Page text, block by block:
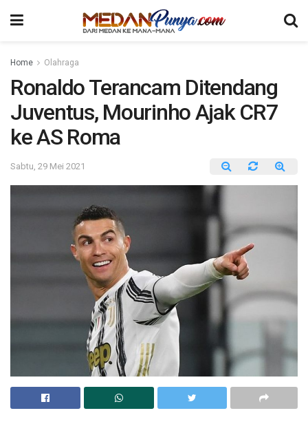
Home Olahraga
Ronaldo Terancam Ditendang
Juventus, Mourinho Ajak CR7
ke AS Roma
Sabtu, 29 Mei 2021